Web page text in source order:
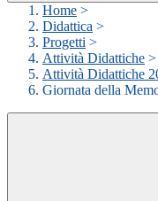
Home >
Didattica >
Progetti >
Attività Didattiche >
Attività Didattiche
Giornata della